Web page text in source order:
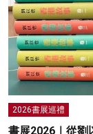
2026書展巡禮
書展2026｜從劉